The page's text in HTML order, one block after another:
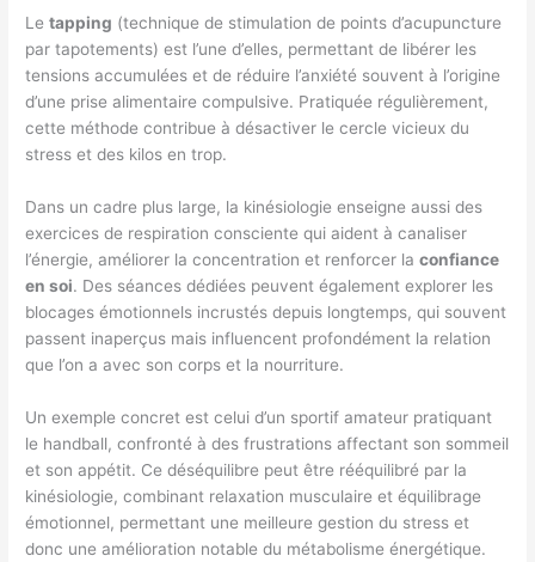
Letapping (technique de stimulation de points d’acupuncture
par tapotements) est l’une d’elles, permettant de libérer les
tensions accumulées et de réduire l’anxiété souvent à l’origine
d’une prise alimentaire compulsive. Pratiquée régulièrement,
cette méthode contribue à désactiver le cercle vicieux du
stress et des kilos en trop.
Dans un cadre plus large, la kinésiologie enseigne aussi des
exercices de respiration consciente qui aident à canaliser
l’énergie, améliorer la concentration et renforcer laconfiance
en soi. Des séances dédiées peuvent également explorer les
blocages émotionnels incrustés depuis longtemps, qui souvent
passent inaperçus mais influencent profondément la relation
que l’on a avec son corps et la nourriture.
Un exemple concret est celui d’un sportif amateur pratiquant
le handball, confronté à des frustrations affectant son sommeil
et son appétit. Ce déséquilibre peut être rééquilibré par la
kinésiologie, combinant relaxation musculaire et équilibrage
émotionnel, permettant une meilleure gestion du stress et
donc une amélioration notable du métabolisme énergétique.